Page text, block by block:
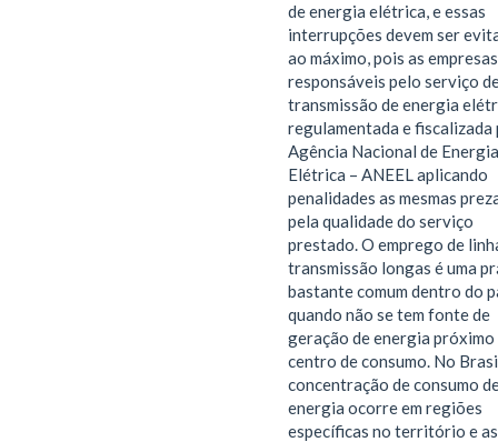
de energia elétrica, e essas
interrupções devem ser
ao máximo, pois as empresas
responsáveis pelo serviço
transmissão de energia
regulamentada e fiscalizada
Agência Nacional de Energia
Elétrica – ANEEL aplicando
penalidades as mesmas
pela qualidade do serviço
prestado. O emprego de
transmissão longas é uma
bastante comum dentro do
quando não se tem fonte de
geração de energia próximo
centro de consumo. No
concentração de consumo
energia ocorre em regiões
específicas no território e as